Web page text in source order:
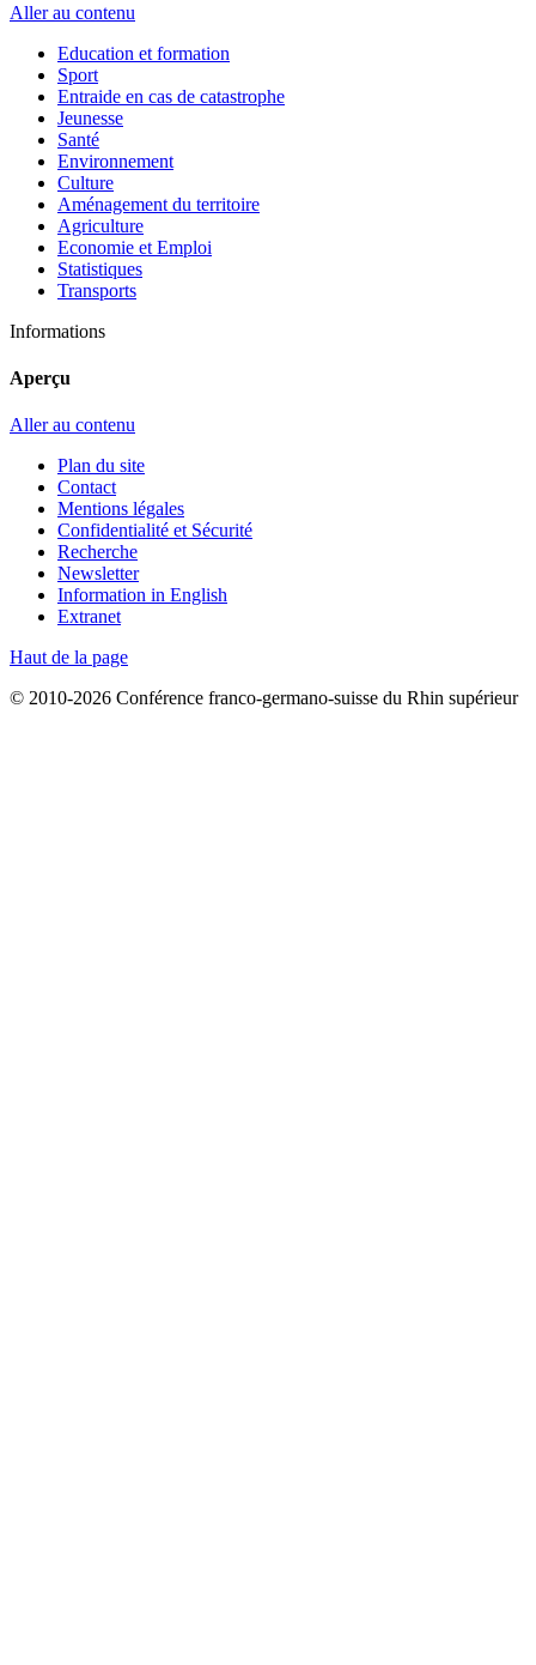
Aller au contenu
Education et formation
Sport
Entraide en cas de catastrophe
Jeunesse
Santé
Environnement
Culture
Aménagement du territoire
Agriculture
Economie et Emploi
Statistiques
Transports
Informations
Aperçu
Aller au contenu
Plan du site
Contact
Mentions légales
Confidentialité et Sécurité
Recherche
Newsletter
Information in English
Extranet
Haut de la page
© 2010-2026 Conférence franco-germano-suisse du Rhin supérieur